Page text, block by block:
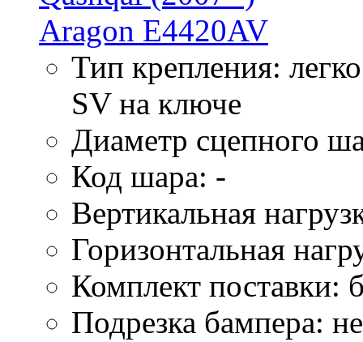
Тип крепления:
SV на ключе
Диаметр сцепного
Код шара: -
Вертикальная
Горизонтальная
Комплект поставки:
Подрезка бампера: